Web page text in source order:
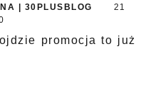
| 30PLUSBLOG
21
promocja to już